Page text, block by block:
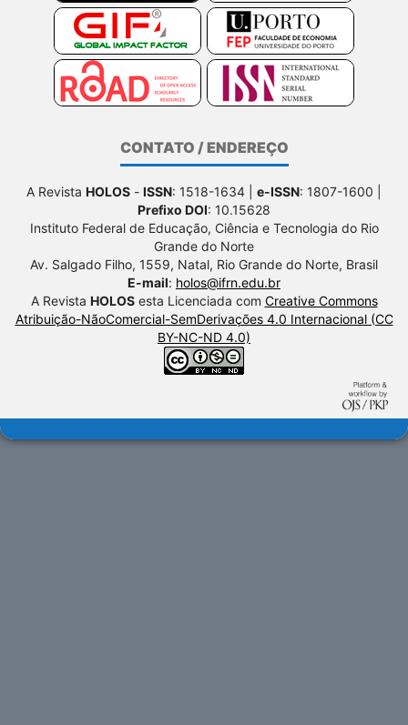
CONTATO / ENDEREÇO
A Revista HOLOS - ISSN: 1518-1634 | e-ISSN: 1807-1600 |
Prefixo DOI: 10.15628
Instituto Federal de Educação, Ciência e Tecnologia do Rio
Grande do Norte
Av. Salgado Filho, 1559, Natal, Rio Grande do Norte, Brasil
E-mail: holos@ifrn.edu.br
A Revista HOLOSesta Licenciada com Creative Commons
Atribuição-NãoComercial-SemDerivações 4.0 Internacional (CC
BY-NC-ND 4.0)